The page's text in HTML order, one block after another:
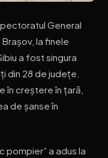
General
la finele
a fost singura
din 28 de județe.
în creștere în țară,
de șanse în
pompier” a adus la